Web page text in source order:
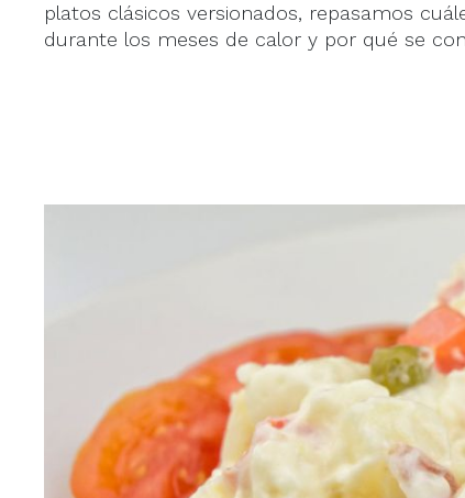
platos clásicos versionados, repasamos
durante los meses de calor y por qué se